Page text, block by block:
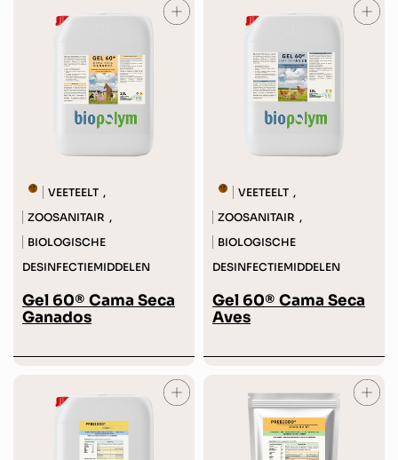
VEETEELT ,
ZOOSANITAIR ,
BIOLOGISCHE
DESINFECTIEMIDDELEN
Gel 60® Cama Seca
Ganados
VEETEELT ,
ZOOSANITAIR ,
BIOLOGISCHE
DESINFECTIEMIDDELEN
Gel 60® Cama Seca
Aves